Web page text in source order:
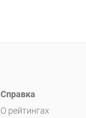
Справка
О рейтингах